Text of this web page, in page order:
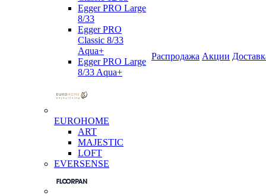
Egger PRO Large
8/33
Egger PRO
Classic 8/33
Aqua+
Egger PRO Large
8/33 Aqua+
EUROHOME
ART
MAJESTIC
LOFT
EVERSENSE
Распродажа Акции